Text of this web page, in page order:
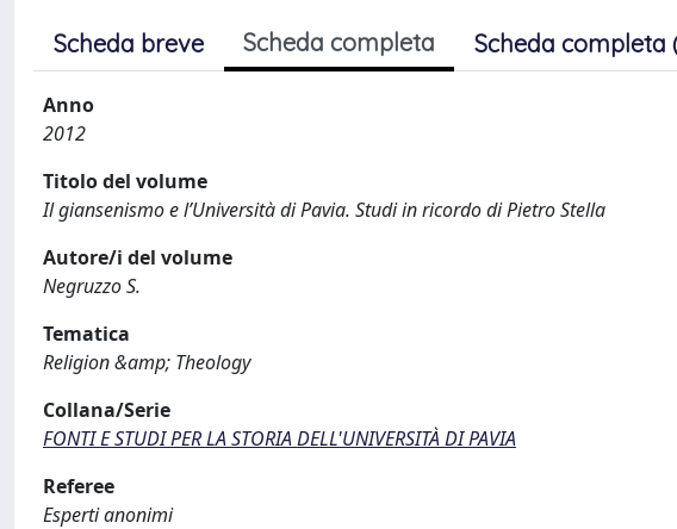
Scheda breve Scheda completa Scheda completa
Anno
2012
Titolo del volume
Il giansenismo e l’Università di Pavia. Studi in ricordo di Pietro Stella
Autore/i del volume
Negruzzo S.
Tematica
Religion &amp; Theology
Collana/Serie
FONTI E STUDI PER LA STORIA DELL'UNIVERSITÀ DI PAVIA
Referee
Esperti anonimi